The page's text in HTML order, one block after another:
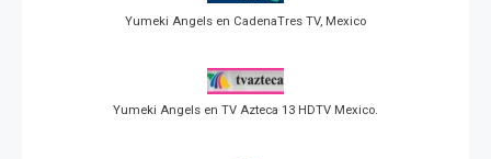
Yumeki Angels en CadenaTres TV, Mexico
Yumeki Angels en TV Azteca 13 HDTV Mexico.